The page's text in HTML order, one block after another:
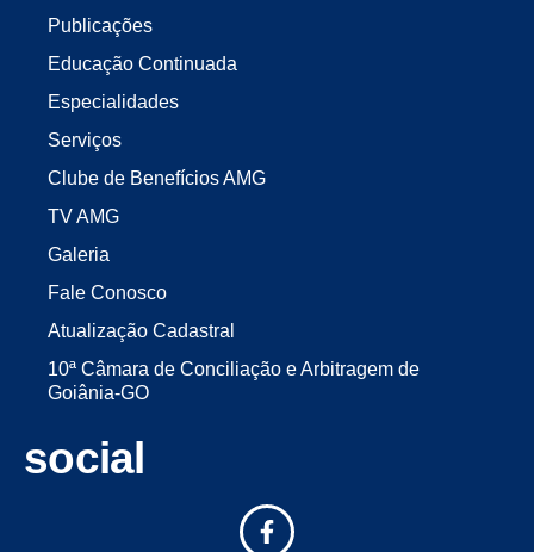
Publicações
Educação Continuada
Especialidades
Serviços
Clube de Benefícios AMG
TV AMG
Galeria
Fale Conosco
Atualização Cadastral
10ª Câmara de Conciliação e Arbitragem de
Goiânia-GO
social